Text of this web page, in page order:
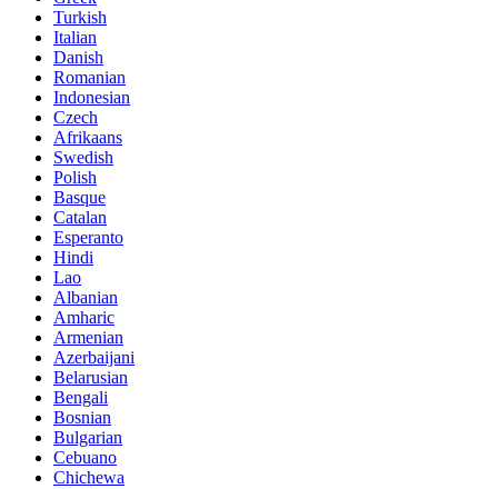
Turkish
Italian
Danish
Romanian
Indonesian
Czech
Afrikaans
Swedish
Polish
Basque
Catalan
Esperanto
Hindi
Lao
Albanian
Amharic
Armenian
Azerbaijani
Belarusian
Bengali
Bosnian
Bulgarian
Cebuano
Chichewa